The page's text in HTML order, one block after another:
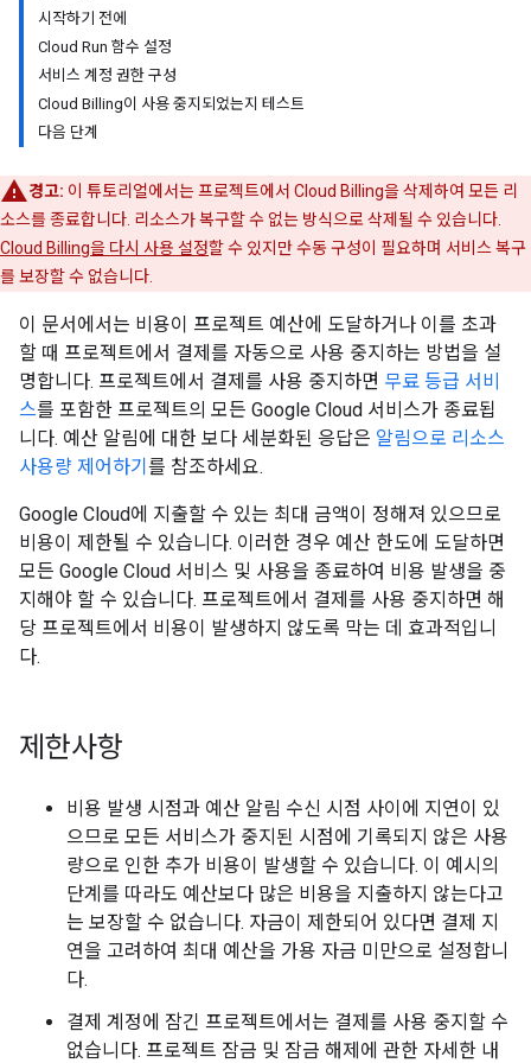
시작하기 전에
Cloud Run 함수 설정
서비스 계정 권한 구성
Cloud Billing이 사용 중지되었는지 테스트
다음 단계
경고: 이 튜토리얼에서는 프로젝트에서 Cloud Billing을 삭제하여 모든 리
소스를 종료합니다. 리소스가 복구할 수 없는 방식으로 삭제될 수 있습니다.
Cloud Billing을 다시 사용 설정할 수 있지만 수동 구성이 필요하며 서비스 복구
를 보장할 수 없습니다.
이 문서에서는 비용이 프로젝트 예산에 도달하거나 이를 초과
할 때 프로젝트에서 결제를 자동으로 사용 중지하는 방법을 설
명합니다. 프로젝트에서 결제를 사용 중지하면 무료 등급 서비
스를 포함한 프로젝트의 모든 Google Cloud 서비스가 종료됩
니다. 예산 알림에 대한 보다 세분화된 응답은 알림으로 리소스
사용량 제어하기 를 참조하세요.
Google Cloud에 지출할 수 있는 최대 금액이 정해져 있으므로
비용이 제한될 수 있습니다. 이러한 경우 예산 한도에 도달하면
모든 Google Cloud 서비스 및 사용을 종료하여 비용 발생을 중
지해야 할 수 있습니다. 프로젝트에서 결제를 사용 중지하면 해
당 프로젝트에서 비용이 발생하지 않도록 막는 데 효과적입니
다.
제한사항
비용 발생 시점과 예산 알림 수신 시점 사이에 지연이 있
으므로 모든 서비스가 중지된 시점에 기록되지 않은 사용
량으로 인한 추가 비용이 발생할 수 있습니다. 이 예시의
단계를 따라도 예산보다 많은 비용을 지출하지 않는다고
는 보장할 수 없습니다. 자금이 제한되어 있다면 결제 지
연을 고려하여 최대 예산을 가용 자금 미만으로 설정합니
다.
결제 계정에 잠긴 프로젝트에서는 결제를 사용 중지할 수
없습니다. 프로젝트 잠금 및 잠금 해제에 관한 자세한 내